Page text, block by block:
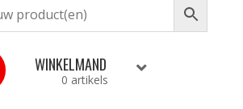
WINKELMAND
0 artikels